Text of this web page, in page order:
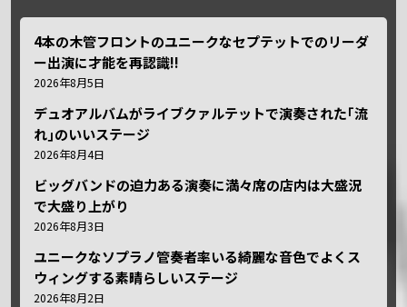
4本の木管フロントのユニークなセプテットでのリーダ
ー出演に才能を再認識!!
2026年8月5日
デュオアルバムがライブクァルテットで演奏された｢流
れ｣のいいステージ
2026年8月4日
ビッグバンドの迫力ある演奏に満々席の店内は大盛況
で大盛り上がり
2026年8月3日
ユニークなソプラノ管奏者率いる綺麗な音色でよくス
ウィングする素晴らしいステージ
2026年8月2日